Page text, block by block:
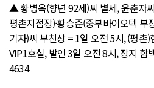
▲ 황병옥(향년 92세)씨 별세, 윤춘자
평촌지점장)·황승준(중부바이오텍 부
기자)씨 부친상 = 1일 오전 5시, (평촌
VIP1호실, 발인 3일 오전 8시, 장지
4634